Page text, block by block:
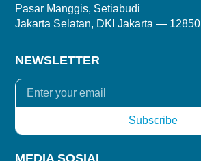
Pasar Manggis, Setiabudi
Jakarta Selatan, DKI Jakarta — 12850
NEWSLETTER
MEDIA SOSIAL